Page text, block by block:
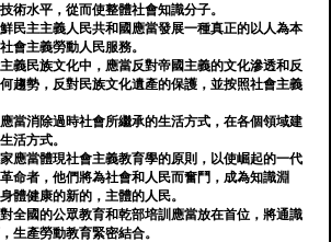
術水平，從而使整體社會知識分子。
民主主義人民共和國應當發展一種真正的以人為本
會主義勞動人民服務。
義民族文化中，應當反對帝國主義的文化滲透和反
趨勢，反對民族文化遺產的保護，並按照社會主義
當消除過時社會所繼承的生活方式，在各個領域建
活方式。
應當體現社會主義教育學的原則，以使崛起的一代
命者，他們將為社會和人民而奮鬥，成為知識淵
體健康的新的，主體的人民。
全國的公眾教育和乾部培訓應當放在首位，將通識
生產勞動教育緊密結合。